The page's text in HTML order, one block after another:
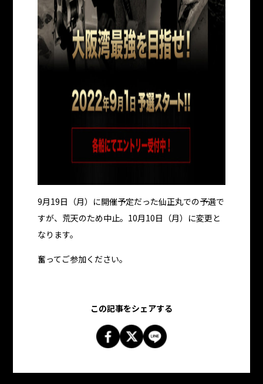
9月19日（月）に開催予定だった仙正丸での予選で
すが、荒天のため中止。10月10日（月）に変更と
なります。
奮ってご参加ください。
この記事をシェアする